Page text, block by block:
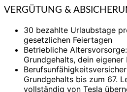
VERGÜTUNG &
30 bezahlte Urlaubstage
gesetzlichen Feiertagen
Betriebliche
Grundgehalts, dein
Grundgehalts bis zum 67.
vollständig von Tesla